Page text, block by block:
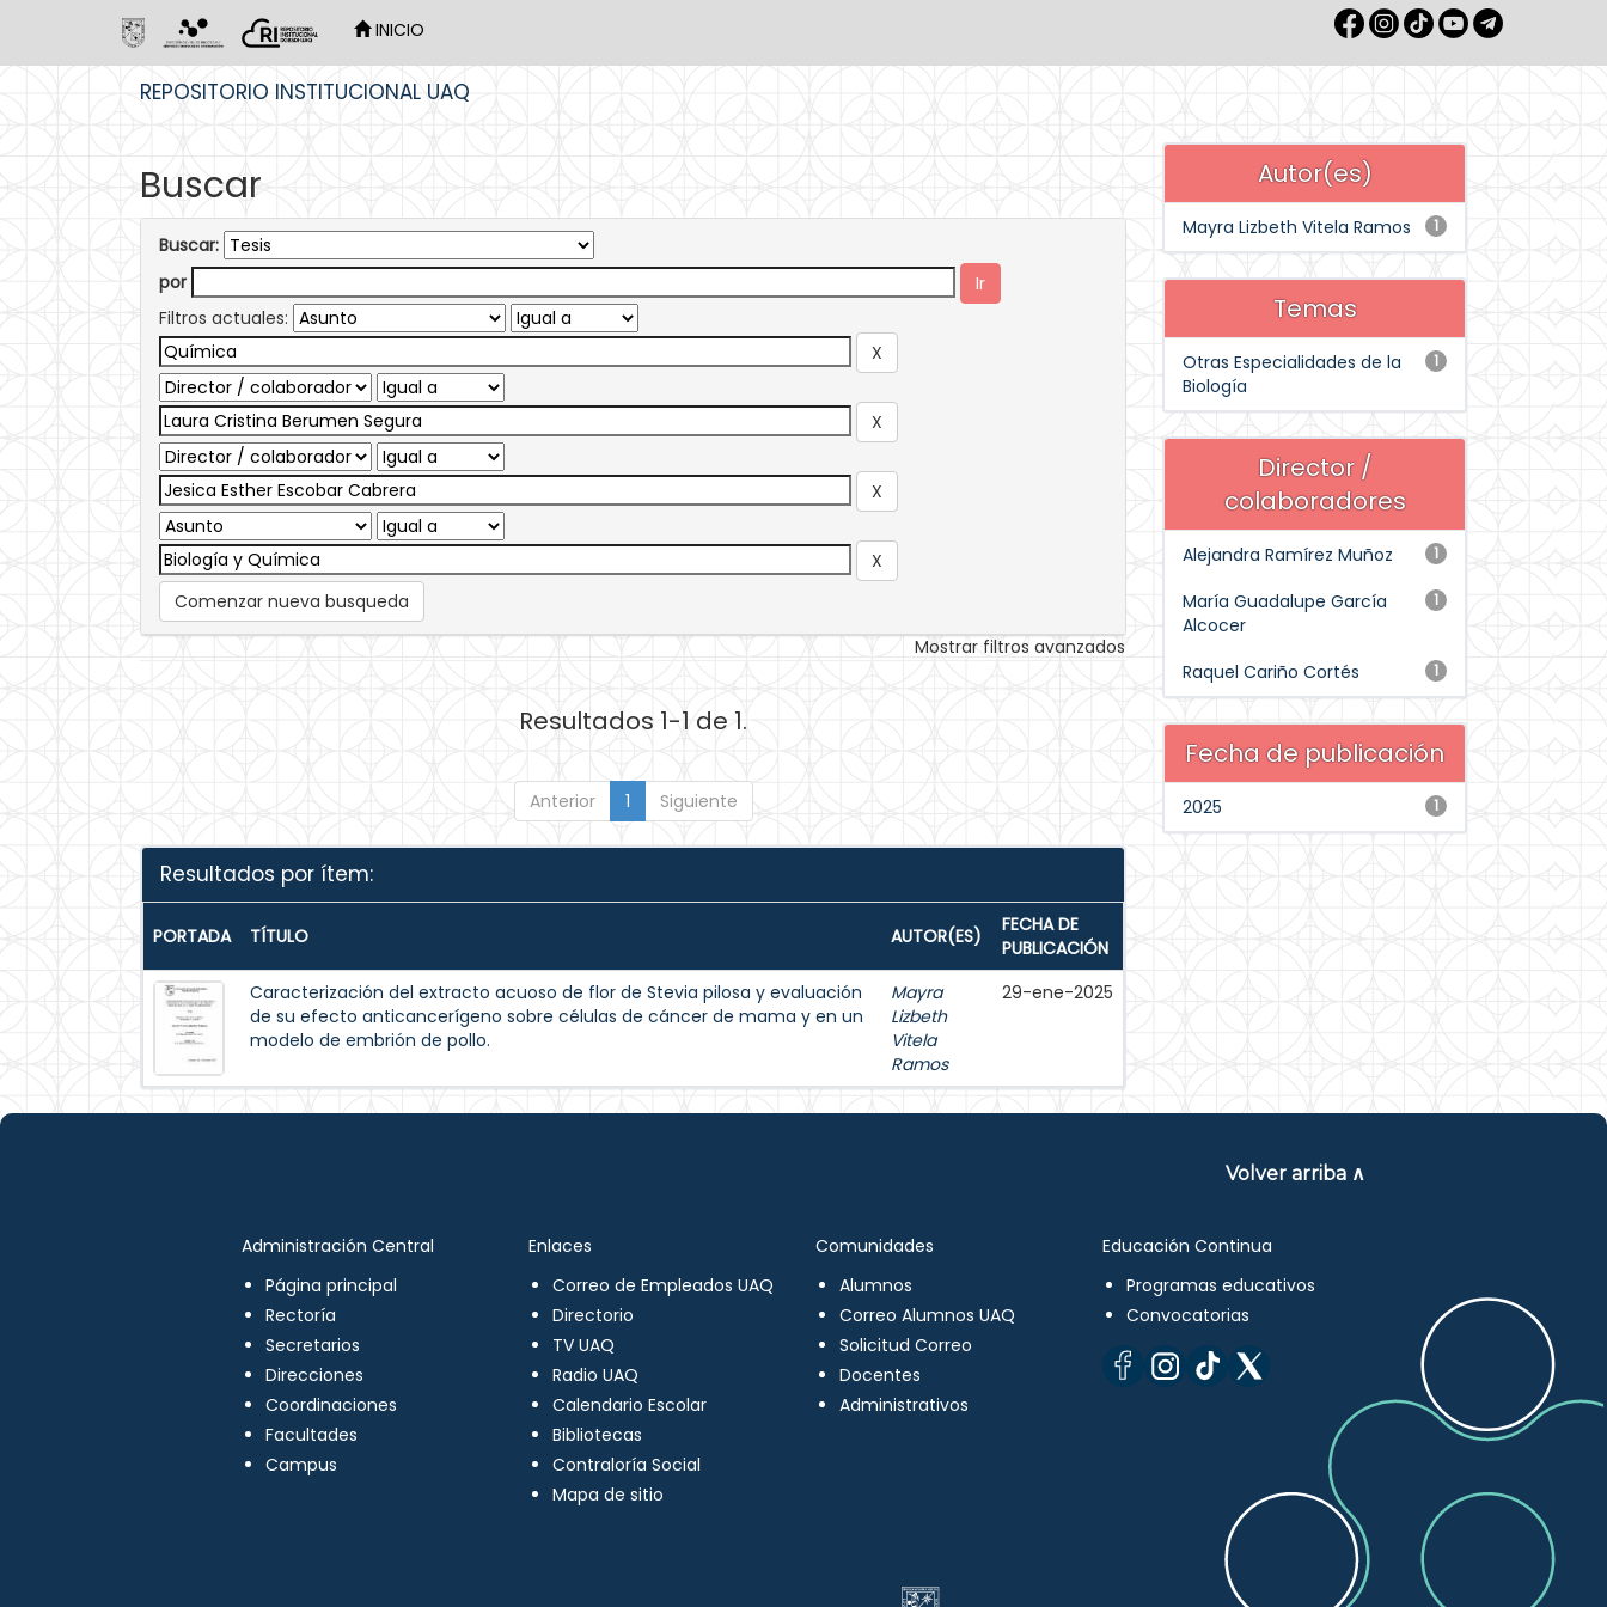
INICIO
REPOSITORIO INSTITUCIONAL UAQ
Buscar
Buscar:
por
Filtros actuales:
Comenzar nueva busqueda
Mostrar filtros avanzados
Resultados 1-1 de 1.
Anterior 1 Siguiente
Resultados por ítem:
PORTADA TÍTULO AUTOR(ES)
FECHA DE
PUBLICACIÓN
Caracterización del extracto acuoso de flor de Stevia pilosa y evaluación
de su efecto anticancerígeno sobre células de cáncer de mama y en un
modelo de embrión de pollo.
Mayra
Lizbeth
Vitela
Ramos
29-ene-2025
Autor(es)
1
Mayra Lizbeth Vitela Ramos
Temas
1
Otras Especialidades de la
Biología
Director /
colaboradores
1
Alejandra Ramírez Muñoz
1
María Guadalupe García
Alcocer
1
Raquel Cariño Cortés
Fecha de publicación
1
2025
Volver arriba ∧
Administración Central
Página principal
Rectoría
Secretarios
Direcciones
Coordinaciones
Facultades
Campus
Enlaces
Correo de Empleados UAQ
Directorio
TV UAQ
Radio UAQ
Calendario Escolar
Bibliotecas
Contraloría Social
Mapa de sitio
Comunidades
Alumnos
Correo Alumnos UAQ
Solicitud Correo
Docentes
Administrativos
Educación Continua
Programas educativos
Convocatorias